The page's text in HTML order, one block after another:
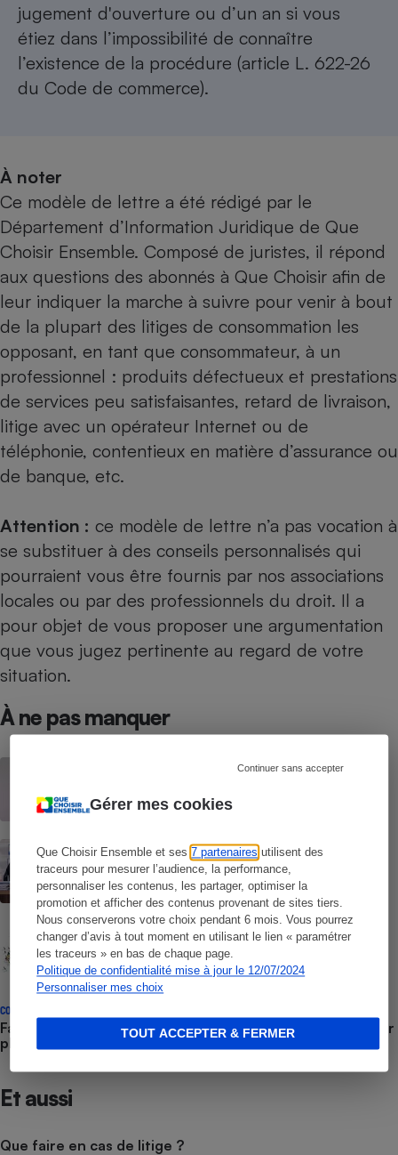
Gérer mes cookies
Que Choisir Ensemble et ses7 partenaires utilisent des
traceurs pour mesurer l’audience, la performance,
personnaliser les contenus, les partager, optimiser la
promotion et afficher des contenus provenant de sites tiers.
Nous conserverons votre choix pendant 6 mois. Vous pourrez
changer d’avis à tout moment en utilisant le lien « paramétrer
les traceurs » en bas de chaque page.
Politique de confidentialité mise à jour le 12/07/2024
Personnaliser mes choix
Continuer sans accepter
TOUT ACCEPTER & FERMER
jugement d'ouverture ou d’un an si vous
étiez dans l’impossibilité de connaître
l’existence de la procédure (article L. 622-26
du Code de commerce).
À noter
Ce modèle de lettre a été rédigé par le
Département d’Information Juridique de Que
Choisir Ensemble. Composé de juristes, il répond
aux questions des abonnés à Que Choisir afin de
leur indiquer la marche à suivre pour venir à bout
de la plupart des litiges de consommation les
opposant, en tant que consommateur, à un
professionnel : produits défectueux et prestations
de services peu satisfaisantes, retard de livraison,
litige avec un opérateur Internet ou de
téléphonie, contentieux en matière d’assurance ou
de banque, etc.
Attention : ce modèle de lettre n’a pas vocation à
se substituer à des conseils personnalisés qui
pourraient vous être fournis par nos associations
locales ou par des professionnels du droit. Il a
pour objet de vous proposer une argumentation
que vous jugez pertinente au regard de votre
situation.
À ne pas manquer
conséquences pour les clients
CONSEILS
Justice - Quels sont vos droits lors d’un
litige avec un avocat ?
NOS COMBATS
Action de groupe
CONSEILS
Faillite d’entreprise - Sur quels motifs et comment porter
plainte contre le gérant
Et aussi
Que faire en cas de litige ?